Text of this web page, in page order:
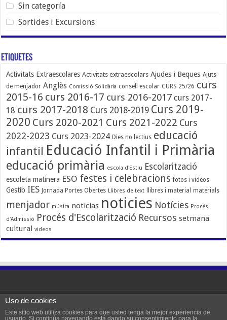
Sin categoría
Sortides i Excursions
Etiquetes
Activitats Extraescolares Activitats extraescolars Ajudes i Beques Ajuts
de menjador Anglès Comissió Solidària consell escolar CURS 25/26 curs
2015-16 curs 2016-17 curs 2016-2017 curs 2017-
18 curs 2017-2018 Curs 2018-2019 Curs 2019-
2020 Curs 2020-2021 Curs 2021-2022 Curs
2022-2023 Curs 2023-2024 Dies no lectius educació
infantil Educació Infantil i Primària
educació primària escola d'Estiu Escolarització
escoleta matinera ESO festes i celebracions fotos i videos
Gestib IES Jornada Portes Obertes Llibres de text llibres i material materials
menjador música noticias noticies Notícies Procés
d'Admissió Procés d'Escolarització Recursos setmana
cultural videos
Powered by WordPress |
Uso de cookies
Este sitio web utiliza cookies para que usted tenga la mejor experiencia de
usuario. Si continúa navegando está dando su consentimiento para la